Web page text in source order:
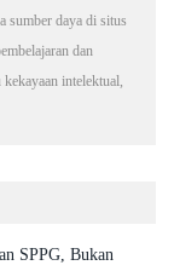
sumber daya di situs
dan
kekayaan intelektual,
SPPG, Bukan